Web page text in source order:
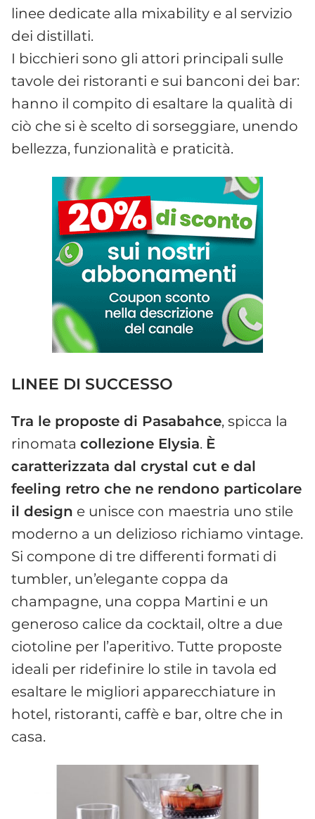
linee dedicate alla mixability e al servizio
dei distillati.
I bicchieri sono gli attori principali sulle
tavole dei ristoranti e sui banconi dei bar:
hanno il compito di esaltare la qualità di
ciò che si è scelto di sorseggiare, unendo
bellezza, funzionalità e praticità.
LINEE DI SUCCESSO
Tra le proposte di Pasabahce, spicca la
rinomata collezione Elysia. È
caratterizzata dal crystal cut e dal
feeling retro che ne rendono particolare
il design e unisce con maestria uno stile
moderno a un delizioso richiamo vintage.
Si compone di tre differenti formati di
tumbler, un’elegante coppa da
champagne, una coppa Martini e un
generoso calice da cocktail, oltre a due
ciotoline per l’aperitivo. Tutte proposte
ideali per ridefinire lo stile in tavola ed
esaltare le migliori apparecchiature in
hotel, ristoranti, caffè e bar, oltre che in
casa.